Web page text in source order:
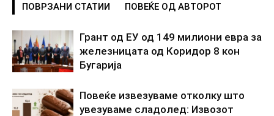
ПОВРЗАНИ СТАТИИ ПОВЕЌЕ ОД АВТОРОТ
Грант од ЕУ од 149 милиони евра за
железницата од Коридор 8 кон
Бугарија
Повеќе извезуваме отколку што
увезуваме сладолед: Извозот